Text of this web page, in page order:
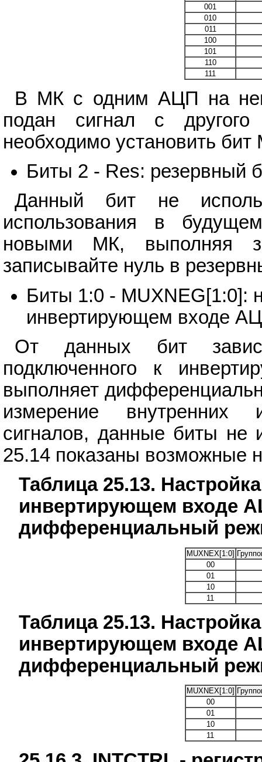
001
010
011
100
101
110
111
В МК с одним АЦП на
подан сигнал с другого
необходимо установить бит
Биты 2 - Res: резервный
Данный бит не
использования в
новыми МК, выполняя
записывайте нуль в
Биты 1:0 - MUXNEG[1:0]:
инвертирующем входе
От данных бит
подключенного к
выполняет
измерение внутренних
сигналов, данные биты не
25.14 показаны возможные
Таблица 25.13.
инвертирующем входе
дифференциальный
MUXNEX[1:0]
00
01
10
11
Таблица 25.13.
инвертирующем входе
дифференциальный
MUXNEX[1:0]
00
01
10
11